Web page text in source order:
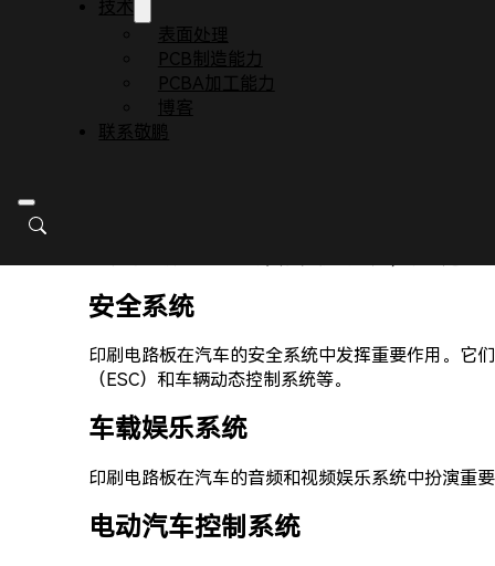
技术
表面处理
PCB制造能力
PCBA加工能力
博客
联系敬鹏
安全系统
印刷电路板在汽车的安全系统中发挥重要作用。它
（ESC）和车辆动态控制系统等。
车载娱乐系统
印刷电路板在汽车的音频和视频娱乐系统中扮演重
电动汽车控制系统